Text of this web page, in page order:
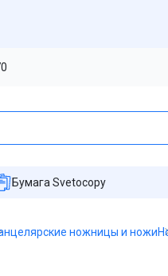
Бумага Svetocopy
ножницы и ножи